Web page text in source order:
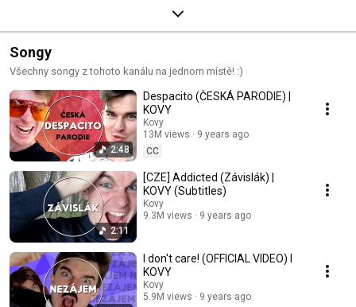
Songy
Všechny songy z tohoto kanálu na jednom místě! :)
2:48
Despacito (ČESKÁ PARODIE) |
KOVY
Kovy
13M views
9 years ago
CC
2:11
[CZE] Addicted (Závislák) |
KOVY (Subtitles)
Kovy
9.3M views
9 years ago
I don't care! (OFFICIAL VIDEO) I
KOVY
Kovy
5.9M views
9 years ago